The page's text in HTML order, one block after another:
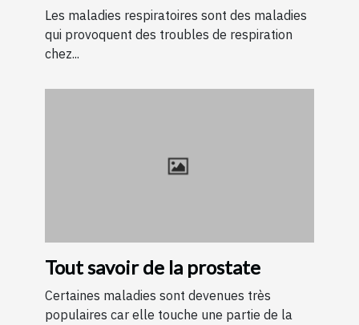
Les maladies respiratoires sont des maladies
qui provoquent des troubles de respiration
chez...
Tout savoir de la prostate
Certaines maladies sont devenues très
populaires car elle touche une partie de la